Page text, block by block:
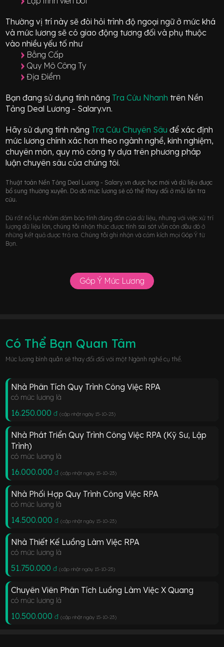
Thường vị trí này sẽ đòi hỏi trình độ ngoại ngữ ở mứckhá
và mức lương sẽ có giao động tương đối và phụ thuộc
vào nhiều yếu tố như
Bằng Cấp
Quy Mô Công Ty
Địa Điểm
Bạn đang sử dụng tính năng Tra Cứu Nhanh trên Nền
Tảng Deal Lương - Salary.vn.
Hãy sử dụng tính năng Tra Cứu Chuyên Sâuđể xác định
mức lương chính xác hơn theo ngành nghề, kinh nghiệm,
chuyên môn, quy mô công ty dựa trên phương pháp
luận chuyên sâu của chúng tôi.
Thuật toán Nền Tảng Deal Lương - Salary.vn được học mới và dữ liệu được
bổ sung thường xuyên. Do đó mức lương sẽ có thể thay đổi ở mỗi lần tra
cứu.
Dù rất nổ lực nhằm đảm bảo tính đúng đắn của dữ liệu, nhưng với việc xử trí
lượng dữ liệu lớn, chúng tôi nhận thức được tính sai sót vẫn còn đâu đó ở
những kết quả được trả ra. Chúng tôi ghi nhận và cảm kích mọi Góp Ý từ
Bạn.
Góp Ý Mức Lương
Có Thể Bạn Quan Tâm
Mức lương bình quân sẽ thay đổi đối với một Ngành nghề cụ thể.
Nhà Phân Tích Quy Trình Công Việc RPA
có mức lương là
16.250.000 đ (cập nhật ngày 15-10-23)
Nhà Phát Triển Quy Trình Công Việc RPA (Kỹ Sư, Lập
Trình)
có mức lương là
16.000.000 đ (cập nhật ngày 15-10-23)
Nhà Phối Hợp Quy Trình Công Việc RPA
có mức lương là
14.500.000 đ (cập nhật ngày 15-10-23)
Nhà Thiết Kế Luồng Làm Việc RPA
có mức lương là
51.750.000 đ (cập nhật ngày 15-10-23)
Chuyên Viên Phân Tích Luồng Làm Việc X Quang
có mức lương là
10.500.000 đ (cập nhật ngày 15-10-23)